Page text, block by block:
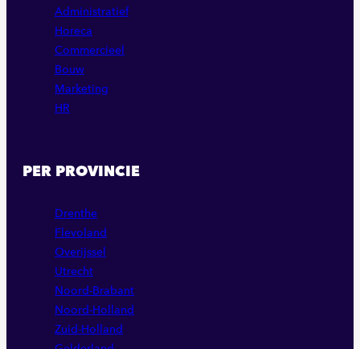
Administratief
Horeca
Commercieel
Bouw
Marketing
HR
PER PROVINCIE
Drenthe
Flevoland
Overijssel
Utrecht
Noord-Brabant
Noord-Holland
Zuid-Holland